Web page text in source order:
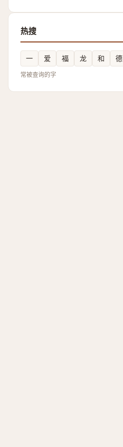
热搜
一 爱 福 龙 和 德
常被查询的字